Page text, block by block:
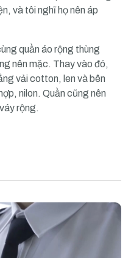
và tôi nghĩ họ nên áp
quần áo rộng thùng
nên mặc. Thay vào đó,
vải cotton, len và bên
nilon. Quần cũng nên
rộng.